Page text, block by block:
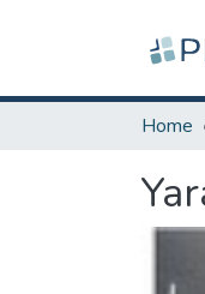
Home